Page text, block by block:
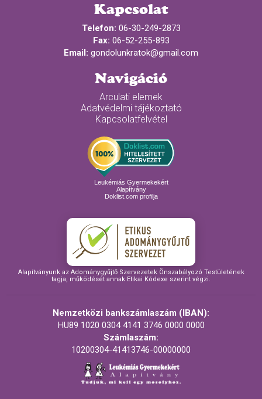
Kapcsolat
Telefon: 06-30-249-2873
Fax: 06-52-255-893
Email: gondolunkratok@gmail.com
Navigáció
Arculati elemek
Adatvédelmi tájékoztató
Kapcsolatfelvétel
Leukémiás Gyermekekért
Alapítvány
Doklist.com profilja
Alapítványunk az Adománygyűjtő Szervezetek Önszabályozó Testületének
tagja, működését annak Etikai Kódexe szerint végzi.
Nemzetközi bankszámlaszám (IBAN):
HU89 1020 0304 4141 3746 0000 0000
Számlaszám:
10200304-41413746-00000000